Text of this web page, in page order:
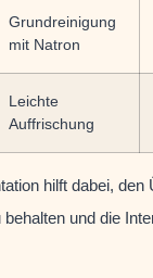
Grundreinigung
mit Natron
Leichte
Auffrischung
hilft dabei, den
und die